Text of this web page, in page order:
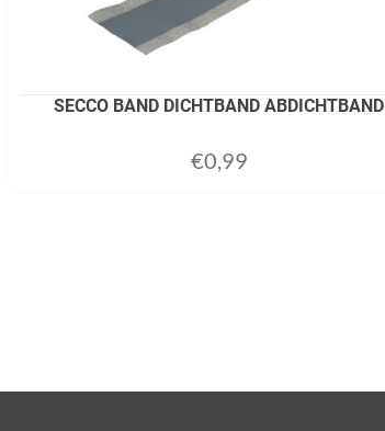
SECCO BAND DICHTBAND ABDICHTBAND
€0,99
ADD TO CART